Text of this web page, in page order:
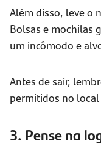
Além disso, leve o
Bolsas e mochilas
um incômodo e
Antes de sair,
permitidos no
3. Pense na